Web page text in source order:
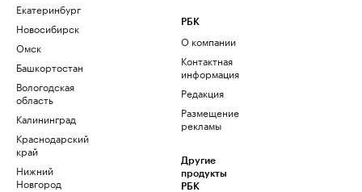
Екатеринбург
Новосибирск
Омск
Башкортостан
Вологодская
область
Калининград
Краснодарский
край
Нижний
Новгород
РБК
О компании
Контактная
информация
Редакция
Размещение
рекламы
Другие
продукты
РБК